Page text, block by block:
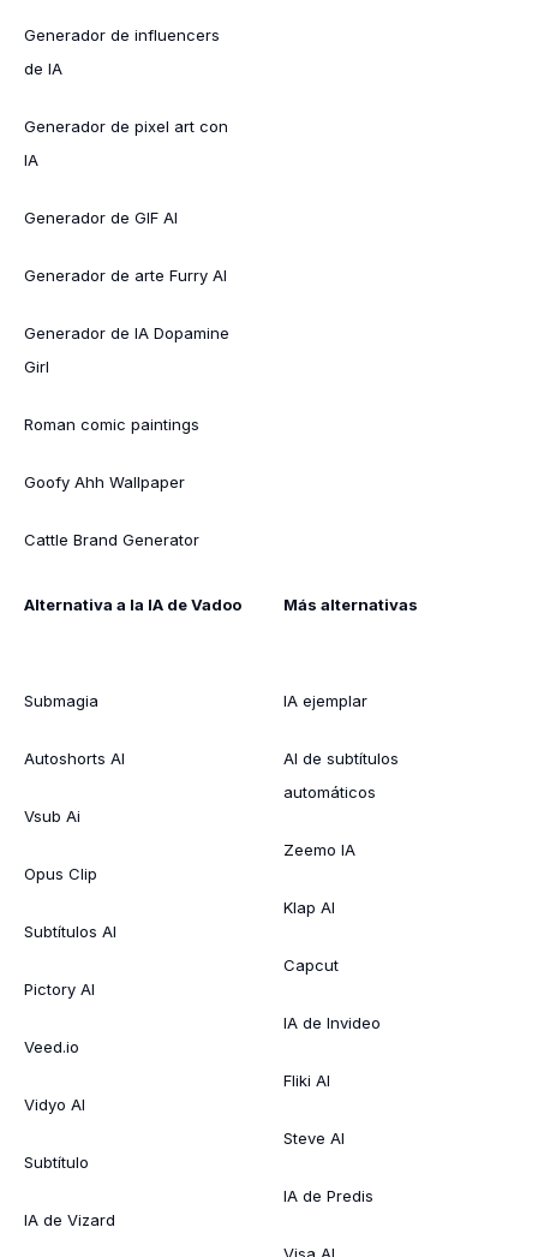
Generador de influencers
de IA
Generador de pixel art con
IA
Generador de GIF AI
Generador de arte Furry AI
Generador de IA Dopamine
Girl
Roman comic paintings
Goofy Ahh Wallpaper
Cattle Brand Generator
Alternativa a la IA de Vadoo
Submagia
Autoshorts AI
Vsub Ai
Opus Clip
Subtítulos AI
Pictory AI
Veed.io
Vidyo AI
Subtítulo
IA de Vizard
Más alternativas
IA ejemplar
AI de subtítulos
automáticos
Zeemo IA
Klap AI
Capcut
IA de Invideo
Fliki AI
Steve AI
IA de Predis